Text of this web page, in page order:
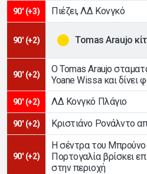
90' (+3) Πιέζει, ΛΔ Κονγκό
90' (+2) Tomas Araujo
90' (+2)
Ο Tomas Araujo
Yoane Wissa και δίνει
90' (+2) ΛΔ Κονγκό Πλάγιο
90' (+2) Κριστιάνο Ρονάλντο
90' (+2)
Η σέντρα του
Πορτογαλία βρίσκει
στην περιοχή